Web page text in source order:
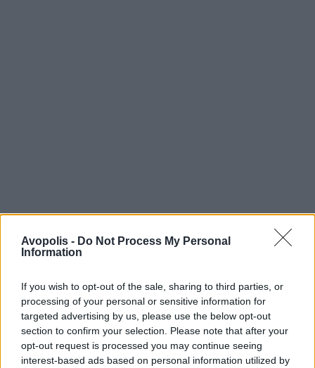
Avopolis - Do Not Process My Personal
Information
If you wish to opt-out of the sale, sharing to third parties, or
processing of your personal or sensitive information for
targeted advertising by us, please use the below opt-out
section to confirm your selection. Please note that after your
opt-out request is processed you may continue seeing
interest-based ads based on personal information utilized by